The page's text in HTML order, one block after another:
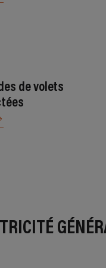
de volets